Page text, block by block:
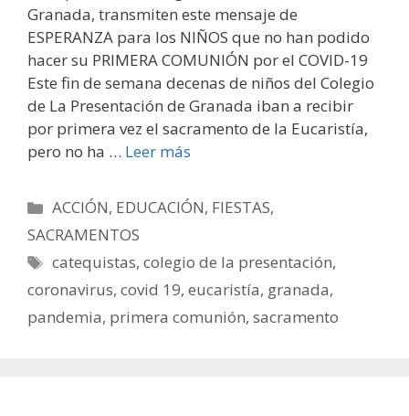
Granada, transmiten este mensaje de
ESPERANZA para los NIÑOS que no han podido
hacer su PRIMERA COMUNIÓN por el COVID-19
Este fin de semana decenas de niños del Colegio
de La Presentación de Granada iban a recibir
por primera vez el sacramento de la Eucaristía,
pero no ha … Leer más
Categorías
ACCIÓN, EDUCACIÓN, FIESTAS,
SACRAMENTOS
Etiquetas
catequistas,colegio de la presentación,
coronavirus, covid 19, eucaristía, granada,
pandemia, primera comunión, sacramento